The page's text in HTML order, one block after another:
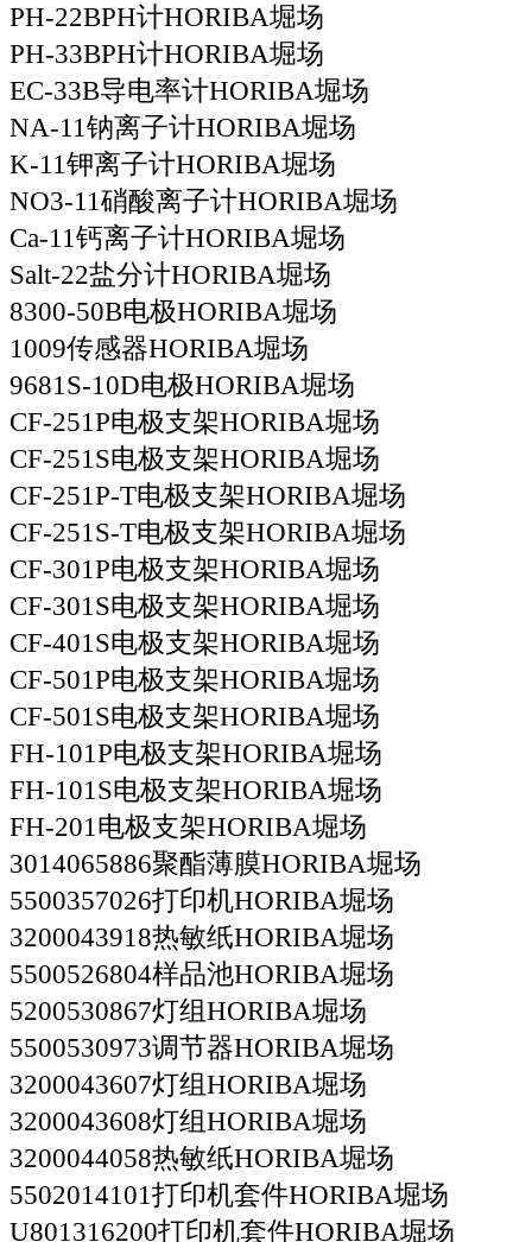
PH-22BPH计HORIBA堀场
PH-33BPH计HORIBA堀场
EC-33B导电率计HORIBA堀场
NA-11钠离子计HORIBA堀场
K-11钾离子计HORIBA堀场
NO3-11硝酸离子计HORIBA堀场
Ca-11钙离子计HORIBA堀场
Salt-22盐分计HORIBA堀场
8300-50B电极HORIBA堀场
1009传感器HORIBA堀场
9681S-10D电极HORIBA堀场
CF-251P电极支架HORIBA堀场
CF-251S电极支架HORIBA堀场
CF-251P-T电极支架HORIBA堀场
CF-251S-T电极支架HORIBA堀场
CF-301P电极支架HORIBA堀场
CF-301S电极支架HORIBA堀场
CF-401S电极支架HORIBA堀场
CF-501P电极支架HORIBA堀场
CF-501S电极支架HORIBA堀场
FH-101P电极支架HORIBA堀场
FH-101S电极支架HORIBA堀场
FH-201电极支架HORIBA堀场
3014065886聚酯薄膜HORIBA堀场
5500357026打印机HORIBA堀场
3200043918热敏纸HORIBA堀场
5500526804样品池HORIBA堀场
5200530867灯组HORIBA堀场
5500530973调节器HORIBA堀场
3200043607灯组HORIBA堀场
3200043608灯组HORIBA堀场
3200044058热敏纸HORIBA堀场
5502014101打印机套件HORIBA堀场
U801316200打印机套件HORIBA堀场